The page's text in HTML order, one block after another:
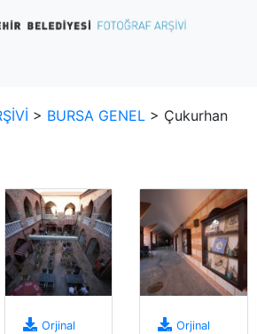
> BURSA GENEL > Çukurhan
Orjinal
Orjinal